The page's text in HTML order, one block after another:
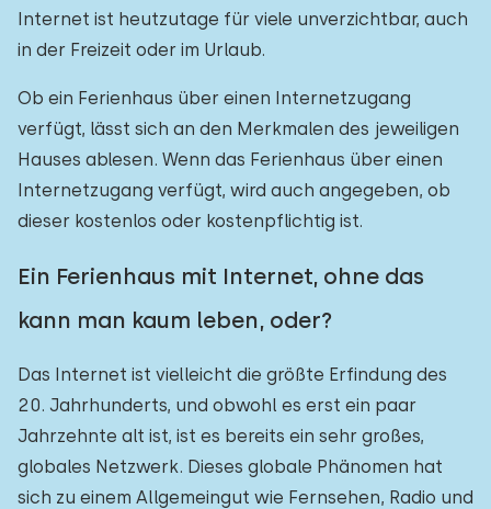
Internet ist heutzutage für viele unverzichtbar, auch
in der Freizeit oder im Urlaub.
Ob ein Ferienhaus über einen Internetzugang
verfügt, lässt sich an den Merkmalen des jeweiligen
Hauses ablesen. Wenn das Ferienhaus über einen
Internetzugang verfügt, wird auch angegeben, ob
dieser kostenlos oder kostenpflichtig ist.
Ein Ferienhaus mit Internet, ohne das
kann man kaum leben, oder?
Das Internet ist vielleicht die größte Erfindung des
20. Jahrhunderts, und obwohl es erst ein paar
Jahrzehnte alt ist, ist es bereits ein sehr großes,
globales Netzwerk. Dieses globale Phänomen hat
sich zu einem Allgemeingut wie Fernsehen, Radio und